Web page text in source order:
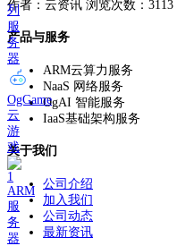
列
服
务
器
OgGame
云
游
戏
ARM
服
务
器
作者：云资讯 浏览次数：3113
产品与服务
ARM云算力服务
NaaS 网络服务
OgAI 智能服务
IaaS基础架构服务
关于我们
公司介绍
加入我们
公司动态
最新资讯